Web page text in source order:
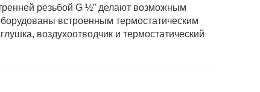
резьбой G ½” делают возможным
встроенным термостатическим
воздухоотводчик и термостатический